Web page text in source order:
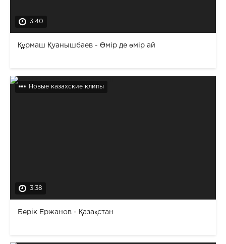
3:40
Құрмаш Қуанышбаев - Өмір де өмір ай
Новые казахские клипы
3:38
Берік Ержанов - Қазақстан